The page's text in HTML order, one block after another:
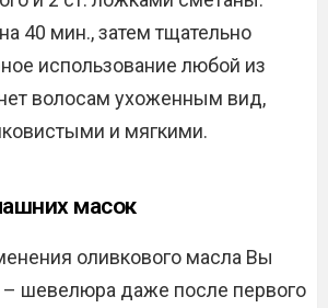
40 мин., затем тщательно
использование любой из
волосам ухоженным вид,
и мягкими.
масок
оливкового масла Вы
– шевелюра даже после первого